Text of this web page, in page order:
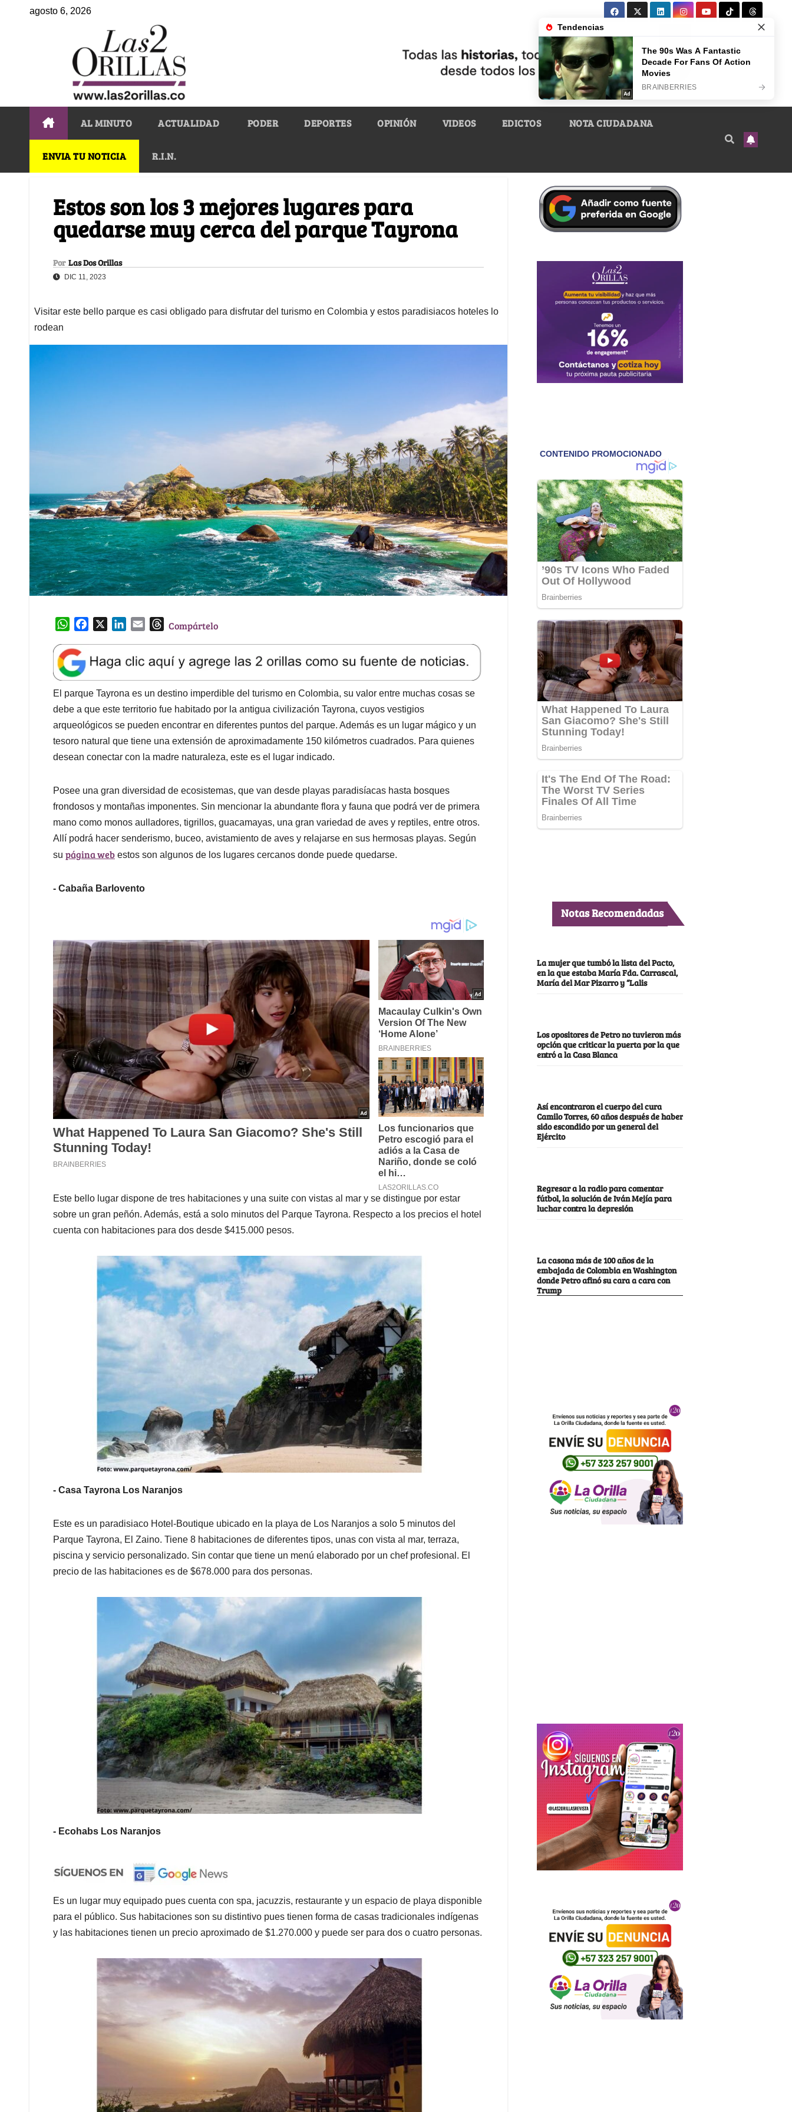
agosto 6, 2026
AL MINUTO ACTUALIDAD PODER DEPORTES OPINIÓN VIDEOS EDICTOS NOTA CIUDADANA
ENVIA TU NOTICIA R.I.N.
Estos son los 3 mejores lugares para
quedarse muy cerca del parque Tayrona
Por Las Dos Orillas
DIC 11, 2023
Visitar este bello parque es casi obligado para disfrutar del turismo en Colombia y estos paradisiacos hoteles lo
rodean
W
a
t
s
A
p
p
e
b
o
o
k
k
e
d
I
n
l
T
e
a
d
s
Compártelo
El parque Tayrona es un destino imperdible del turismo en Colombia, su valor entre muchas cosas se
debe a que este territorio fue habitado por la antigua civilización Tayrona, cuyos vestigios
arqueológicos se pueden encontrar en diferentes puntos del parque. Además es un lugar mágico y un
tesoro natural que tiene una extensión de aproximadamente 150 kilómetros cuadrados. Para quienes
desean conectar con la madre naturaleza, este es el lugar indicado.
Posee una gran diversidad de ecosistemas, que van desde playas paradisíacas hasta bosques
frondosos y montañas imponentes. Sin mencionar la abundante flora y fauna que podrá ver de primera
mano como monos aulladores, tigrillos, guacamayas, una gran variedad de aves y reptiles, entre otros.
Allí podrá hacer senderismo, buceo, avistamiento de aves y relajarse en sus hermosas playas. Según
su página web estos son algunos de los lugares cercanos donde puede quedarse.
- Cabaña Barlovento
Este bello lugar dispone de tres habitaciones y una suite con vistas al mar y se distingue por estar
sobre un gran peñón. Además, está a solo minutos del Parque Tayrona. Respecto a los precios el hotel
cuenta con habitaciones para dos desde $415.000 pesos.
- Casa Tayrona Los Naranjos
Este es un paradisiaco Hotel-Boutique ubicado en la playa de Los Naranjos a solo 5 minutos del
Parque Tayrona, El Zaino. Tiene 8 habitaciones de diferentes tipos, unas con vista al mar, terraza,
piscina y servicio personalizado. Sin contar que tiene un menú elaborado por un chef profesional. El
precio de las habitaciones es de $678.000 para dos personas.
- Ecohabs Los Naranjos
Es un lugar muy equipado pues cuenta con spa, jacuzzis, restaurante y un espacio de playa disponible
para el público. Sus habitaciones son su distintivo pues tienen forma de casas tradicionales indígenas
y las habitaciones tienen un precio aproximado de $1.270.000 y puede ser para dos o cuatro personas.
Notas Recomendadas
La mujer que tumbó la lista del Pacto,
en la que estaba María Fda. Carrascal,
María del Mar Pizarro y “Lalis
Los opositores de Petro no tuvieron más
opción que criticar la puerta por la que
entró a la Casa Blanca
Así encontraron el cuerpo del cura
Camilo Torres, 60 años después de haber
sido escondido por un general del
Ejército
Regresar a la radio para comentar
fútbol, la solución de Iván Mejía para
luchar contra la depresión
La casona más de 100 años de la
embajada de Colombia en Washington
donde Petro afinó su cara a cara con
Trump